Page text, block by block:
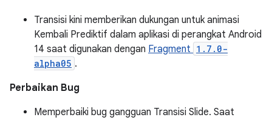
Transisi kini memberikan dukungan untuk animasi
Kembali Prediktif dalam aplikasi di perangkat Android
14 saat digunakan dengan Fragment 1.7.0-
alpha05 .
Perbaikan Bug
Memperbaiki bug gangguan Transisi Slide. Saat